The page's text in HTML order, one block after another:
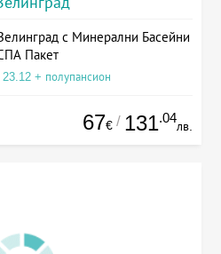
с Минерални Басейни
Пакет
+ полупансион
67€ / 131.04
лв.